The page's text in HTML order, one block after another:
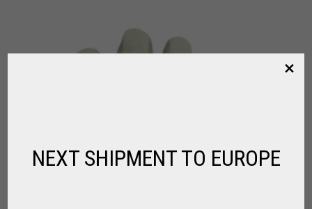
NEXT SHIPMENT TO EUROPE